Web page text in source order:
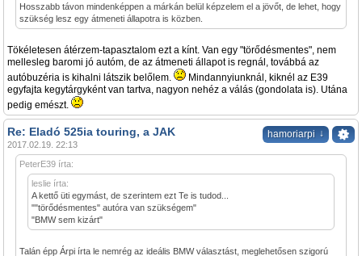
Hosszabb távon mindenképpen a márkán belül képzelem el a jövőt, de lehet, hogy
szükség lesz egy átmeneti állapotra is közben.
Tökéletesen átérzem-tapasztalom ezt a kínt. Van egy "törődésmentes", nem
mellesleg baromi jó autóm, de az átmeneti állapot is regnál, továbbá az
autóbuzéria is kihalni látszik belőlem.
Mindannyiunknál, kiknél az E39
egyfajta kegytárgyként van tartva, nagyon nehéz a válás (gondolata is). Utána
pedig emészt.
hamoriarpi ↓
Re: Eladó 525ia touring, a JAK
2017.02.19. 22:13
PeterE39 írta:
leslie írta:
A kettő üti egymást, de szerintem ezt Te is tudod...
""törődésmentes" autóra van szükségem"
"BMW sem kizárt"
Talán épp Árpi írta le nemrég az ideális BMW választást, meglehetősen szigorú